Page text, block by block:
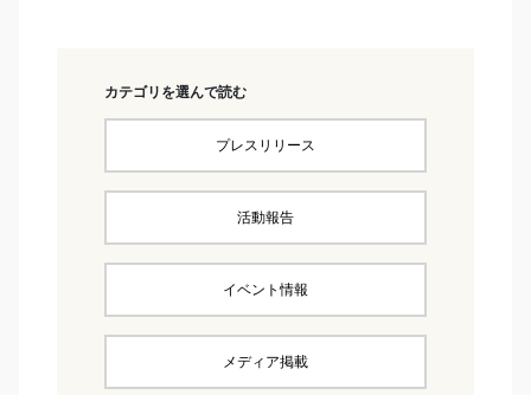
カテゴリを選んで読む
プレスリリース
活動報告
イベント情報
メディア掲載